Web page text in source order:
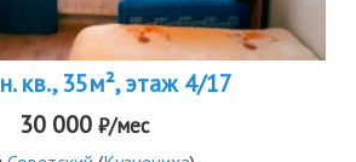
кв., 35м², этаж 4/17
30 000 ₽/мес